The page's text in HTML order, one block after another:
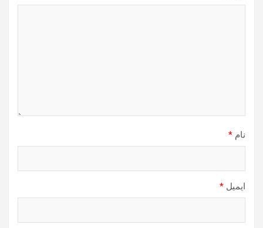
نام *
ایمیل *